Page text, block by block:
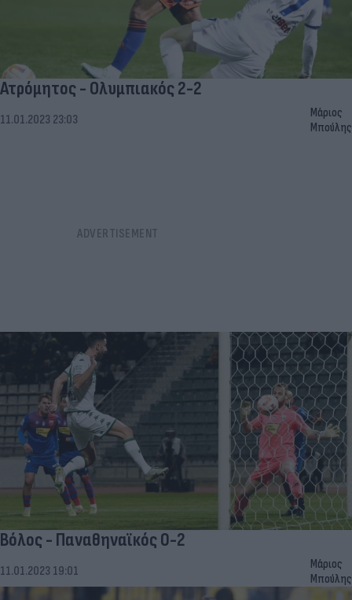
Ατρόμητος - Ολυμπιακός 2-2
11.01.2023 23:03
Μάριος
Μπούλης
Βόλος - Παναθηναϊκός 0-2
11.01.2023 19:01
Μάριος
Μπούλης